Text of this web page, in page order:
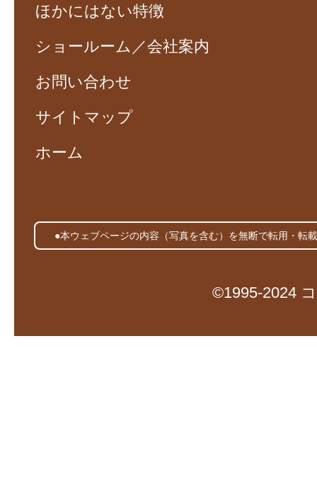
ほかにはない特徴
ショールーム／会社案内
お問い合わせ
サイトマップ
ホーム
●本ウェブページの内容（写真を含む）を無断で転用・転
©1995-2024